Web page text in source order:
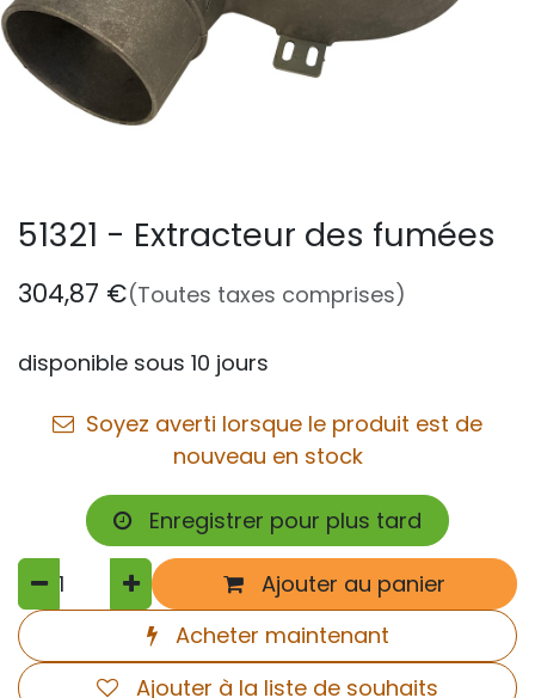
51321 - Extracteur des fumées
304,87 €(Toutes taxes comprises)
disponible sous 10 jours
Soyez averti lorsque le produit est de
nouveau en stock
Enregistrer pour plus tard
Ajouter au panier
Acheter maintenant
Ajouter à la liste de souhaits